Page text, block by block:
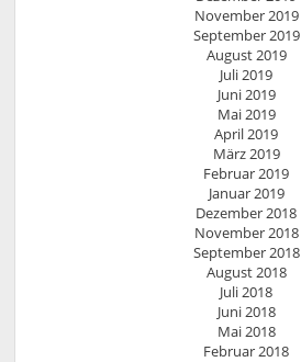
November 2019
September 2019
August 2019
Juli 2019
Juni 2019
Mai 2019
April 2019
März 2019
Februar 2019
Januar 2019
Dezember 2018
November 2018
September 2018
August 2018
Juli 2018
Juni 2018
Mai 2018
Februar 2018